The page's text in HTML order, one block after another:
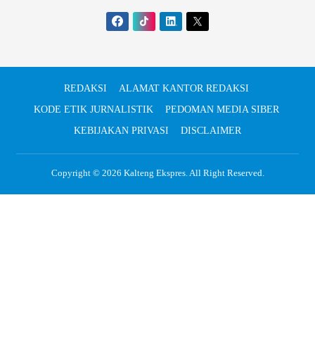
REDAKSI
ALAMAT KANTOR REDAKSI
KODE ETIK JURNALISTIK
PEDOMAN MEDIA SIBER
KEBIJAKAN PRIVASI
DISCLAIMER
Copyright © 2026 Kalteng Ekspres. All Right Reserved.